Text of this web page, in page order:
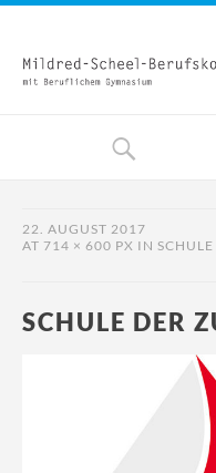
22. AUGUST 2017
AT 714 × 600 PX IN
SCHULE DER